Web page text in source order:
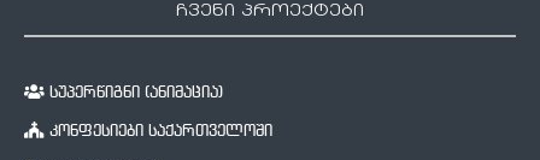
ჩვენი პროექტები
სუპერწიგნი (ანიმაცია)
კონფესიები საქართველოში